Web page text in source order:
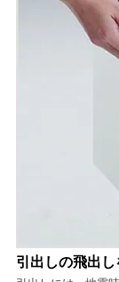
引出しの飛出